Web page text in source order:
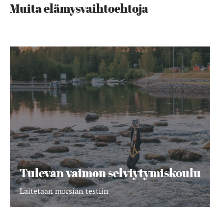
Muita elämysvaihtoehtoja
Tulevan
vaimon
selviytymiskoulu
Tulevan vaimon selviytymiskoulu
Laitetaan morsian testiin